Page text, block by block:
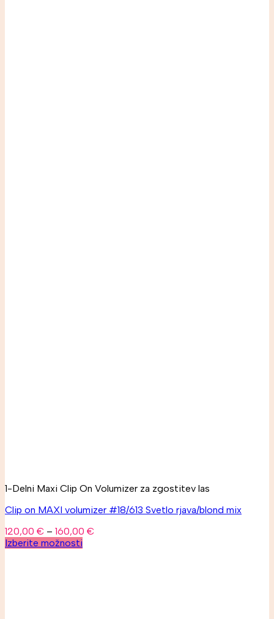
1-Delni Maxi Clip On Volumizer za zgostitev las
Clip on MAXI volumizer #18/613 Svetlo rjava/blond mix
120,00 € – 160,00 €
Izberite možnosti